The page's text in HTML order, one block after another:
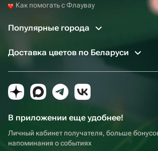
Как помогать с Флаувау
Популярные города
Доставка цветов по Беларуси
В приложении еще удобнее!
Личный кабинет получателя, больше
напоминания о событиях